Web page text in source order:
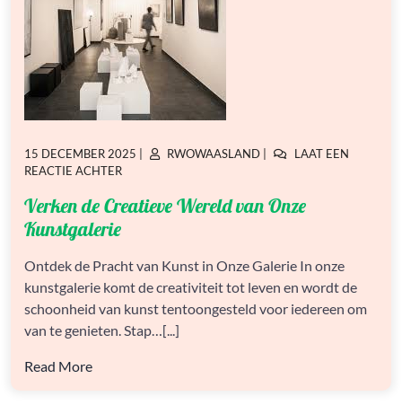
GEPLAATST
OP
15 DECEMBER 2025
GEPLAATST
RWOWAASLAND
LAAT EEN
REACTIE ACHTEROP
DE
ONZE
KUNSTGALERIE
Verken de Creatieve Wereld van Onze
Kunstgalerie
Ontdek de Pracht van Kunst in Onze Galerie In onze
kunstgalerie komt de creativiteit tot leven en wordt de
schoonheid van kunst tentoongesteld voor iedereen om
van te genieten. Stap…[...]
Read More